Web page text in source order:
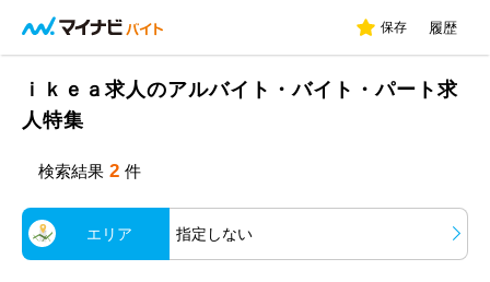
保存 履歴
ｉｋｅａ求人のアルバイト・バイト・パート求
人特集
検索結果 2 件
エリア 指定しない